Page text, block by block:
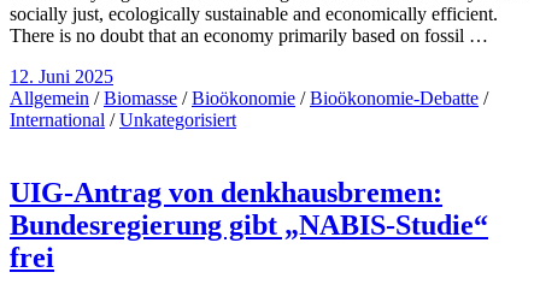
socially just, ecologically sustainable and economically efficient.
There is no doubt that an economy primarily based on fossil …
12. Juni 2025
Allgemein /Biomasse /Bioökonomie /Bioökonomie-Debatte /
International /Unkategorisiert
UIG-Antrag von denkhausbremen:
Bundesregierung gibt „NABIS-Studie“
frei